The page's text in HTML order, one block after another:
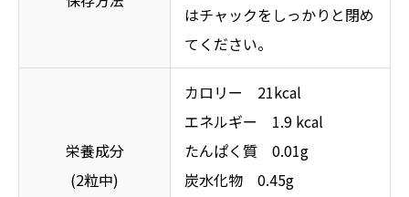
はチャックをしっかりと閉め
てください。
栄養成分
(2粒中)
カロリー 21kcal
エネルギー 1.9 kcal
たんぱく質 0.01g
炭水化物 0.45g